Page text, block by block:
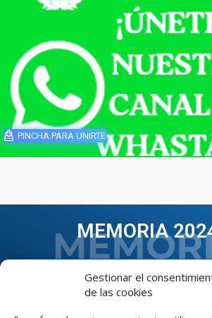
Gestionar el
de las cookies
PINCHA PARA UNIRTE
MEMORIA